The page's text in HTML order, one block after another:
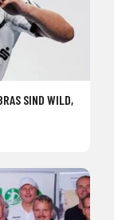
SIND WILD,